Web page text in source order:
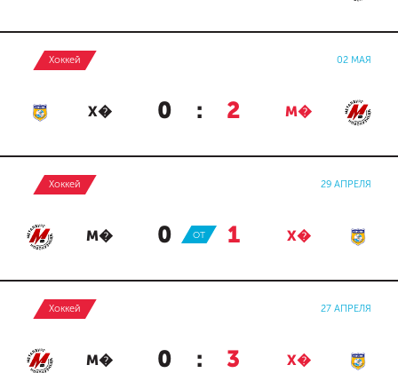
Хоккей 02 МАЯ
Х� 0 : 2 М�
Хоккей 29 АПРЕЛЯ
М� 0 : 1 Х�
ОТ
Хоккей 27 АПРЕЛЯ
М� 0 : 3 Х�